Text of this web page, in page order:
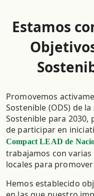
Estamos
Promovemos
Sostenible (ODS) de
Sostenible para 2030,
de participar en
Compact LEAD de
trabajamos con
locales para promover
Hemos establecido